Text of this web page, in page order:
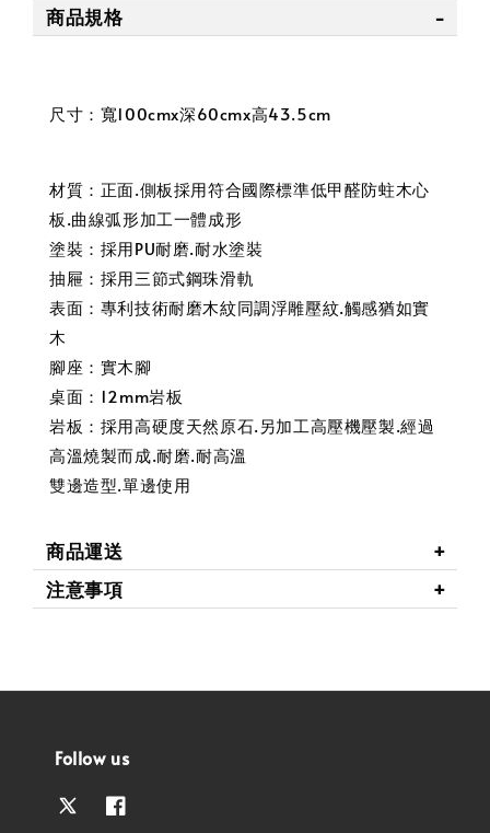
商品規格
尺寸：寬100cmx深60cmx高43.5cm
材質：正面.側板採用符合國際標準低甲醛防蛀木心
板.曲線弧形加工一體成形
塗裝：採用PU耐磨.耐水塗裝
抽屜：採用三節式鋼珠滑軌
表面：專利技術耐磨木紋同調浮雕壓紋.觸感猶如實
木
腳座：實木腳
桌面：12mm岩板
岩板：採用高硬度天然原石.另加工高壓機壓製.經過
高溫燒製而成.耐磨.耐高溫
雙邊造型.單邊使用
商品運送
注意事項
Follow us